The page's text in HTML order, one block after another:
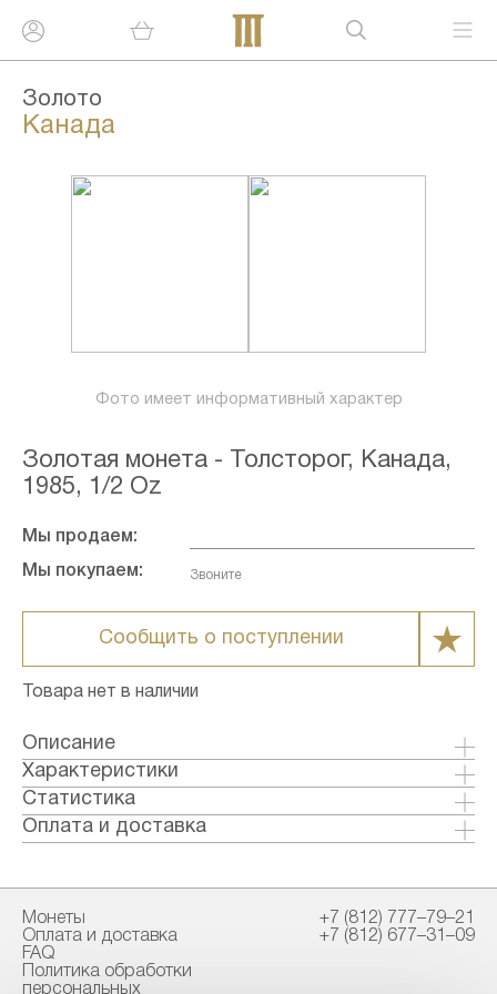
Золото
Канада
Фото имеет информативный характер
Золотая монета - Толсторог, Канада,
1985, 1/2 Oz
Мы продаем:
Мы покупаем: Звоните
Сообщить о поступлении
Товара нет в наличии
Описание
Золотая монета номиналом 100 долларов,
посвященная столетию национальных парков
Канады, выпущена в честь 100-летия
создания национальных парков. Эта монета
изображен толсторогий баран, дизайн
которого разработал Гектор Гревилл.
Характеристики
Металл: Золото
Страна: Канада
Годы выпуска: 1985
Проба: 917
Вес общий гр.: 16.97
Вес чистый гр.: 15.55
Статистика
Оплата и доставка
Наличными в офисе
Способы доставки:
Монеты
Оплата и доставка
FAQ
Политика обработки
персональных
+7 (812) 777–79–21
+7 (812) 677–31–09